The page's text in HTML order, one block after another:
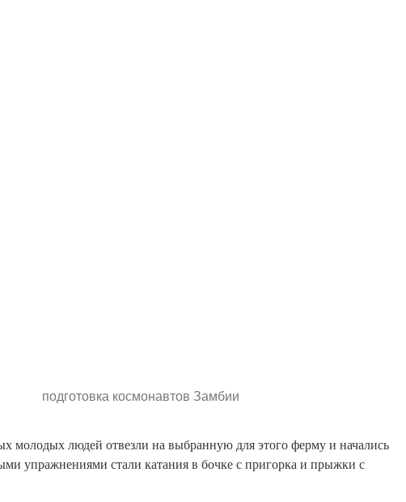
молодых людей отвезли на выбранную для этого ферму и начались
космонавтом выпала честь семнадцатилетней девушке, по имени
была отправиться в космос в капсуле, изготовленной из меди и